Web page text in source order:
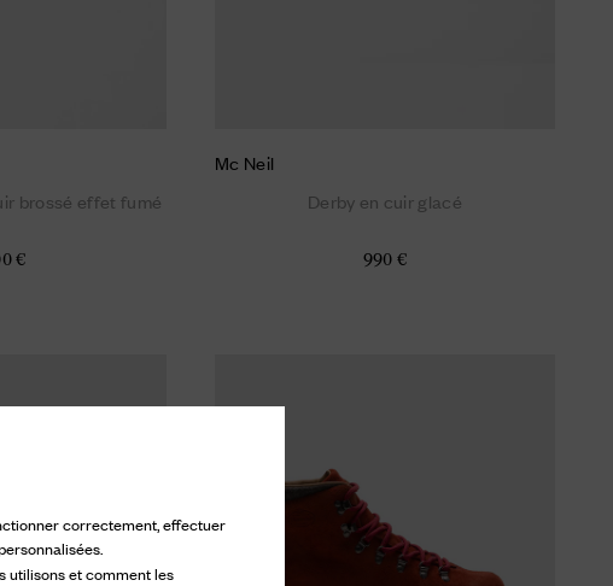
correctement, effectuer
utilisons et comment les
brossé effet fumé
€
Mc Neil
Derby en cuir glacé
990 €